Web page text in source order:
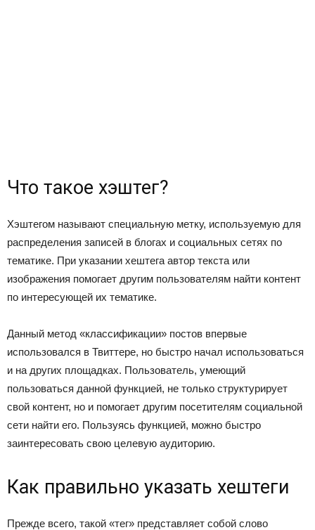
Что такое хэштег?
Хэштегом называют специальную метку, используемую для
распределения записей в блогах и социальных сетях по
тематике. При указании хештега автор текста или
изображения помогает другим пользователям найти контент
по интересующей их тематике.
Данный метод «классификации» постов впервые
использовался в Твиттере, но быстро начал использоваться
и на других площадках. Пользователь, умеющий
пользоваться данной функцией, не только структурирует
свой контент, но и помогает другим посетителям социальной
сети найти его. Пользуясь функцией, можно быстро
заинтересовать свою целевую аудиторию.
Как правильно указать хештеги
Прежде всего, такой «тег» представляет собой слово